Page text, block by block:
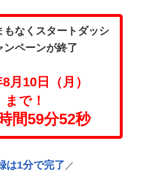
もなくスタートダッシ
ンペーンが終了
月10日（月）
まで！
間59分51秒
は1分で完了 ／